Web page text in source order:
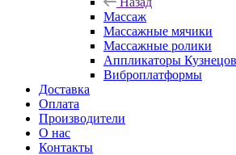
Массаж
Массажные мячики
Массажные ролики
Аппликаторы
Виброплатформы
Доставка
Оплата
Производители
О нас
Контакты